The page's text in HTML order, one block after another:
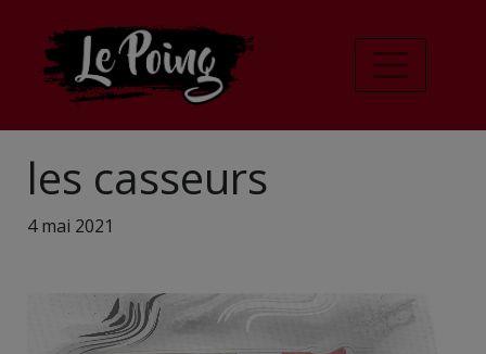
les casseurs
4 mai 2021